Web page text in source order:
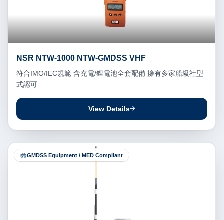
NSR NTW-1000 NTW-GMDSS VHF
符合IMO/IEC規範 含充電/鋰電池全套配備 擁有多家船級社型
式認可
View Details
GMDSS Equipment / MED Compliant